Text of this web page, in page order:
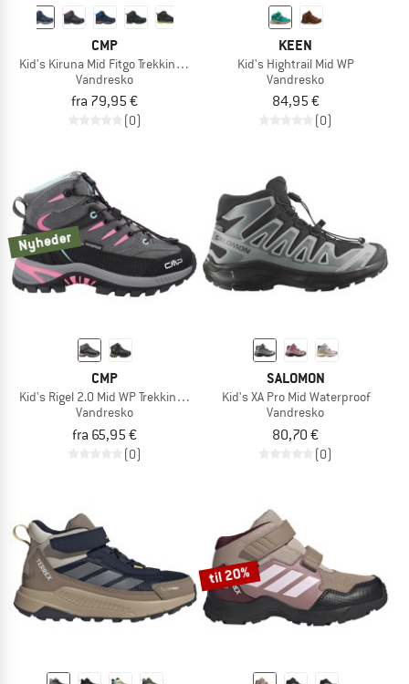
CMP
Kid's Kiruna Mid Fitgo Trekking Shoes WP
Vandresko
fra 79,95 €
(0)
KEEN
Kid's Hightrail Mid WP
Vandresko
84,95 €
(0)
Nyheder
CMP
Kid's Rigel 2.0 Mid WP Trekking Shoes 3Q19364
Vandresko
fra 65,95 €
(0)
SALOMON
Kid's XA Pro Mid Waterproof
Vandresko
80,70 €
(0)
til 20%